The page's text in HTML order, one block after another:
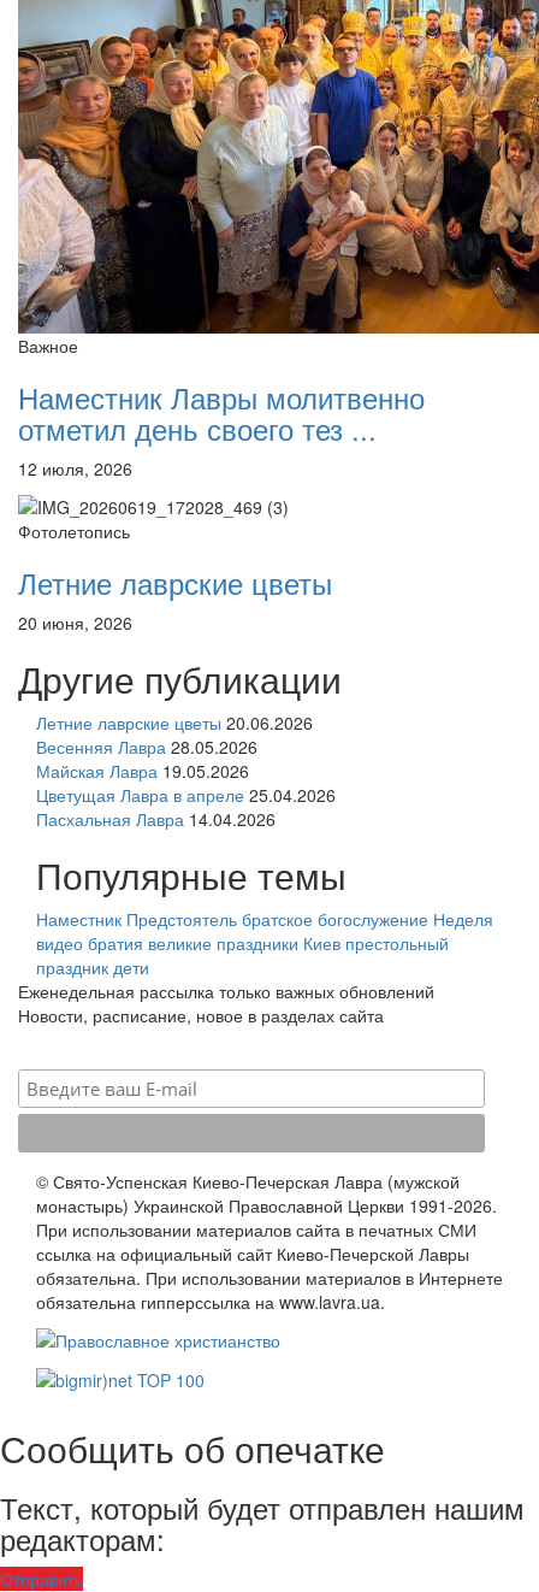
Важное
Наместник Лавры молитвенно
отметил день своего тез ...
12 июля, 2026
Фотолетопись
Летние лаврские цветы
20 июня, 2026
Другие публикации
Летние лаврские цветы 20.06.2026
Весенняя Лавра 28.05.2026
Майская Лавра 19.05.2026
Цветущая Лавра в апреле 25.04.2026
Пасхальная Лавра 14.04.2026
Популярные темы
Наместник Предстоятель братское богослужение Неделя
видео братия великие праздники Киев престольный
праздник дети
Еженедельная рассылка только важных обновлений
Новости, расписание, новое в разделах сайта
© Свято-Успенская Киево-Печерская Лавра (мужской
монастырь) Украинской Православной Церкви 1991-2026.
При использовании материалов сайта в печатных СМИ
ссылка на официальный сайт Киево-Печерской Лавры
обязательна. При использовании материалов в Интернете
обязательна гипперссылка на www.lavra.ua.
Сообщить об опечатке
Текст, который будет отправлен нашим
редакторам:
Отправить